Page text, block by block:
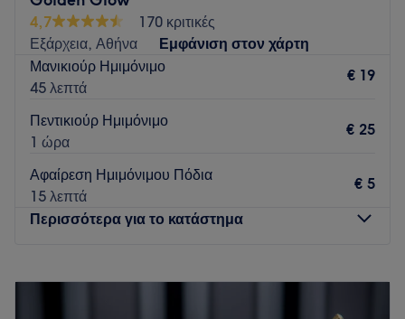
and pampered. Our range of services includes everything
related to nail care, from classic manicures and pedicures
to intricate nail art and specialized treatments. Book your
appointment today and let us welcome you soon.
4,7
170 κριτικές
Εξάρχεια, Αθήνα
Εμφάνιση στον χάρτη
Μανικιούρ Ημιμόνιμο
45 λεπτά
€ 19
Πεντικιούρ Ημιμόνιμο
1 ώρα
€ 25
Αφαίρεση Ημιμόνιμου Πόδια
15 λεπτά
€ 5
Περισσότερα για το κατάστημα
19:00